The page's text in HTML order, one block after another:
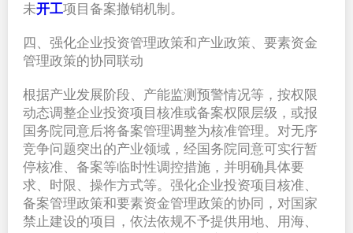
未开工项目备案撤销机制。
四、强化企业投资管理政策和产业政策、要素资金
管理政策的协同联动
根据产业发展阶段、产能监测预警情况等，按权限
动态调整企业投资项目核准或备案权限层级，或报
国务院同意后将备案管理调整为核准管理。对无序
竞争问题突出的产业领域，经国务院同意可实行暂
停核准、备案等临时性调控措施，并明确具体要
求、时限、操作方式等。强化企业投资项目核准、
备案管理政策和要素资金管理政策的协同，对国家
禁止建设的项目，依法依规不予提供用地、用海、